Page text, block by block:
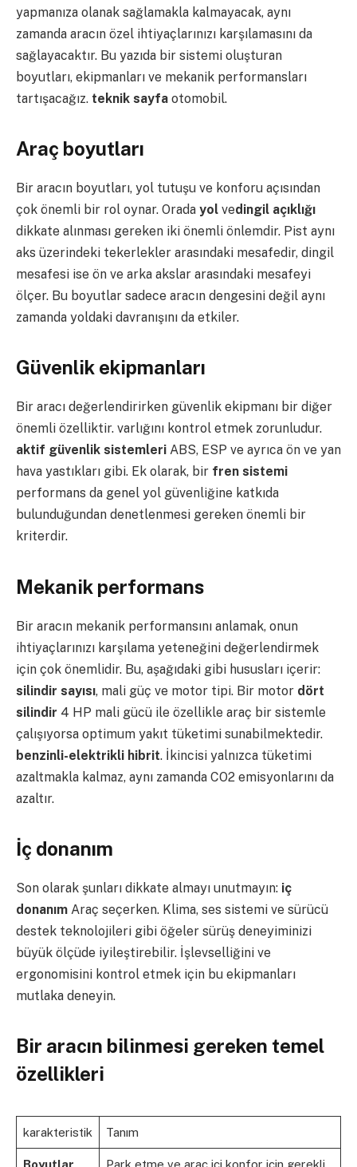
yapmanıza olanak sağlamakla kalmayacak, aynı
zamanda aracın özel ihtiyaçlarınızı karşılamasını da
sağlayacaktır. Bu yazıda bir sistemi oluşturan
boyutları, ekipmanları ve mekanik performansları
tartışacağız. teknik sayfa otomobil.
Araç boyutları
Bir aracın boyutları, yol tutuşu ve konforu açısından
çok önemli bir rol oynar. Orada yol vedingil açıklığı
dikkate alınması gereken iki önemli önlemdir. Pist aynı
aks üzerindeki tekerlekler arasındaki mesafedir, dingil
mesafesi ise ön ve arka akslar arasındaki mesafeyi
ölçer. Bu boyutlar sadece aracın dengesini değil aynı
zamanda yoldaki davranışını da etkiler.
Güvenlik ekipmanları
Bir aracı değerlendirirken güvenlik ekipmanı bir diğer
önemli özelliktir. varlığını kontrol etmek zorunludur.
aktif güvenlik sistemleri ABS, ESP ve ayrıca ön ve yan
hava yastıkları gibi. Ek olarak, bir fren sistemi
performans da genel yol güvenliğine katkıda
bulunduğundan denetlenmesi gereken önemli bir
kriterdir.
Mekanik performans
Bir aracın mekanik performansını anlamak, onun
ihtiyaçlarınızı karşılama yeteneğini değerlendirmek
için çok önemlidir. Bu, aşağıdaki gibi hususları içerir:
silindir sayısı, mali güç ve motor tipi. Bir motor dört
silindir 4 HP mali gücü ile özellikle araç bir sistemle
çalışıyorsa optimum yakıt tüketimi sunabilmektedir.
benzinli-elektrikli hibrit. İkincisi yalnızca tüketimi
azaltmakla kalmaz, aynı zamanda CO2 emisyonlarını da
azaltır.
İç donanım
Son olarak şunları dikkate almayı unutmayın: iç
donanım Araç seçerken. Klima, ses sistemi ve sürücü
destek teknolojileri gibi öğeler sürüş deneyiminizi
büyük ölçüde iyileştirebilir. İşlevselliğini ve
ergonomisini kontrol etmek için bu ekipmanları
mutlaka deneyin.
Bir aracın bilinmesi gereken temel
özellikleri
karakteristik Tanım
Boyutlar Park etme ve araç içi konfor için gerekli